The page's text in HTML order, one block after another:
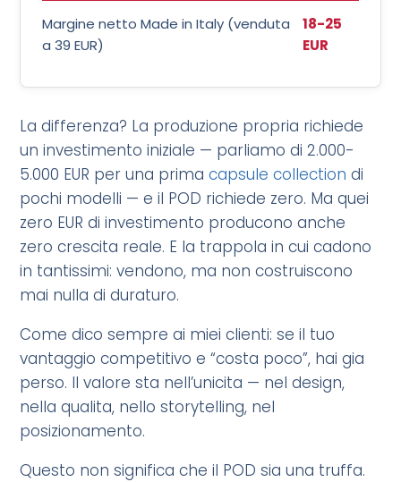
Margine netto Made in Italy (venduta
a 39 EUR)
18-25
EUR
La differenza? La produzione propria richiede
un investimento iniziale — parliamo di 2.000-
5.000 EUR per una primacapsule collection di
pochi modelli — e il POD richiede zero. Ma quei
zero EUR di investimento producono anche
zero crescita reale. E la trappola in cui cadono
in tantissimi: vendono, ma non costruiscono
mai nulla di duraturo.
Come dico sempre ai miei clienti: se il tuo
vantaggio competitivo e “costa poco”, hai gia
perso. Il valore sta nell’unicita — nel design,
nella qualita, nello storytelling, nel
posizionamento.
Questo non significa che il POD sia una truffa.